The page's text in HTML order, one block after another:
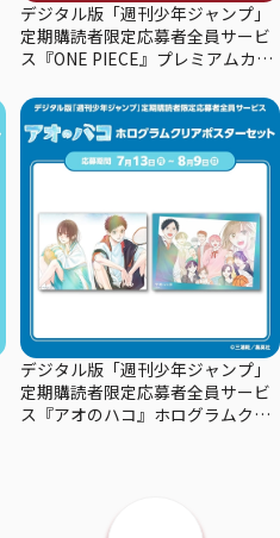
デジタル版「週刊少年ジャンプ」
定期購読者限定応募者全員サービ
ス『ONE PIECE』プレミアムカー
ン
デジタル版「週刊少年ジャンプ」
定期購読者限定応募者全員サービ
ス『アオのハコ』ホログラムクリ